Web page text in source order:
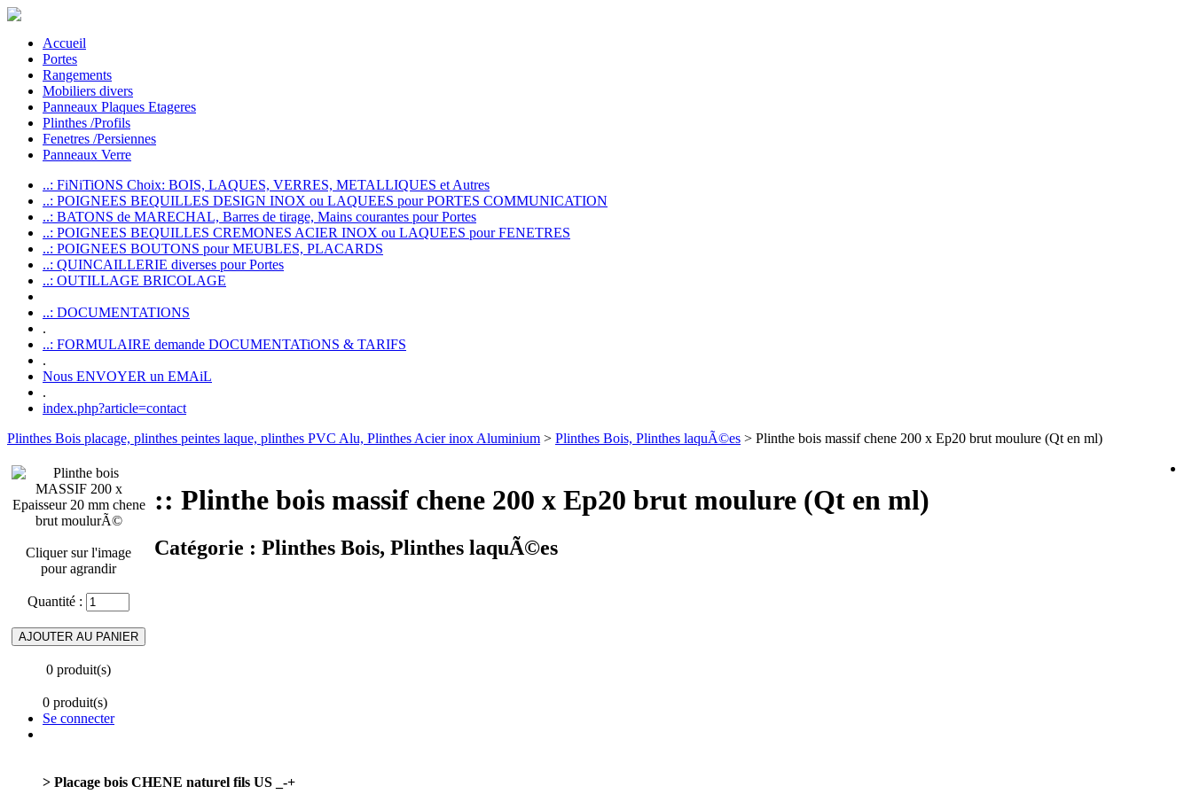
Accueil
Portes
Rangements
Mobiliers divers
Panneaux Plaques Etageres
Plinthes /Profils
Fenetres /Persiennes
Panneaux Verre
..: FiNiTiONS Choix: BOIS, LAQUES, VERRES, METALLIQUES et Autres
..: POIGNEES BEQUILLES DESIGN INOX ou LAQUEES pour PORTES COMMUNICATION
..: BATONS de MARECHAL, Barres de tirage, Mains courantes pour Portes
..: POIGNEES BEQUILLES CREMONES ACIER INOX ou LAQUEES pour FENETRES
..: POIGNEES BOUTONS pour MEUBLES, PLACARDS
..: QUINCAILLERIE diverses pour Portes
..: OUTILLAGE BRICOLAGE
..: DOCUMENTATIONS
.
..: FORMULAIRE demande DOCUMENTATiONS & TARIFS
.
Nous ENVOYER un EMAiL
.
index.php?article=contact
Plinthes Bois placage, plinthes peintes laque, plinthes PVC Alu, Plinthes Acier inox Aluminium > Plinthes Bois, Plinthes laquÃ©es > Plinthe bois massif chene 200 x Ep20 brut moulure (Qt en ml)
Cliquer sur l'image
pour agrandir
Quantité :
0 produit(s)
:: Plinthe bois massif chene 200 x Ep20 brut moulure (Qt en ml)
Catégorie : Plinthes Bois, Plinthes laquÃ©es
0 produit(s)
Se connecter
> Placage bois CHENE naturel fils US _-+